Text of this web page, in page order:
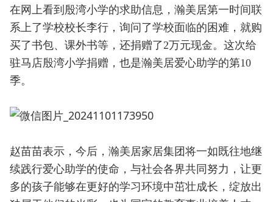
在网上看到殷湾小学的求助信息，瀚美居第一时间联
系上了学校校长李行，询问了学校面临的困难，就购
买了书包、课外书等，还捐赠了2万元现金。这次给
驻马店殷湾小学捐赠，也是瀚美居爱心助学的第10
季。
赵苗苗表示，今后，瀚美居家居集团将一如既往地继
续践行爱心助学的使命，与社会各界共同努力，让更
多的孩子能够在更好的学习环境中茁壮成长，绽放出